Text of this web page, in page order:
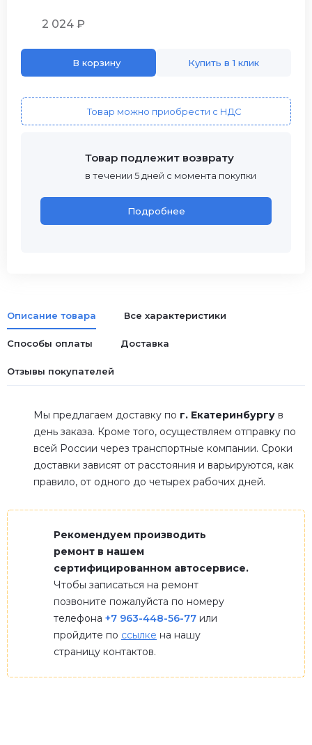
2 024 ₽
В корзину Купить в 1 клик
Товар можно приобрести с НДС
Товар подлежит возврату
в течении 5 дней с момента покупки
Подробнее
Описание товара Все характеристики
Способы оплаты Доставка
Отзывы покупателей
Мы предлагаем доставку по г. Екатеринбургу в
день заказа. Кроме того, осуществляем отправку по
всей России через транспортные компании. Сроки
доставки зависят от расстояния и варьируются, как
правило, от одного до четырех рабочих дней.
Рекомендуем производить
ремонт в нашем
сертифицированном автосервисе.
Чтобы записаться на ремонт
позвоните пожалуйста по номеру
телефона +7 963-448-56-77 или
пройдите по ссылке на нашу
страницу контактов.